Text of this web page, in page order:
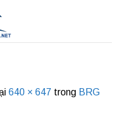
640 × 647 trong BRG